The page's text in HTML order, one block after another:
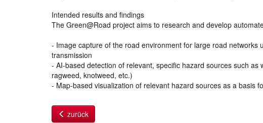
Intended results and findings
The Green@Road project aims to research and develop
- Image capture of the road environment for large road
transmission
- AI-based detection of relevant, specific hazard sources such
ragweed, knotweed, etc.)
- Map-based visualization of relevant hazard sources as a basis
zurück